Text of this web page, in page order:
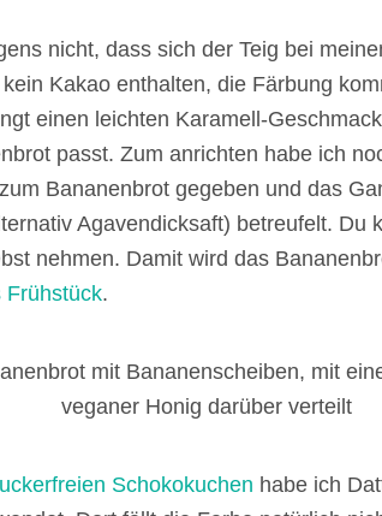
nicht, dass sich der Teig bei
Kakao enthalten, die Färbung
einen leichten Karamell-
passt. Zum anrichten habe ich
Bananenbrot gegeben und das
Agavendicksaft) betreufelt. Du
nehmen. Damit wird das
Frühstück.
Schokokuchen habe ich